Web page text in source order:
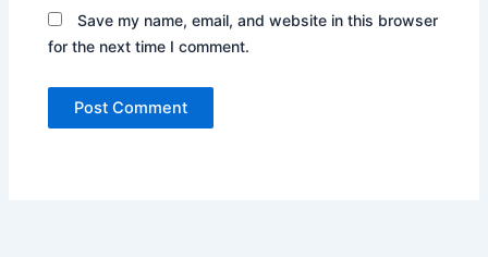
Save my name, email, and website in this browser
for the next time I comment.